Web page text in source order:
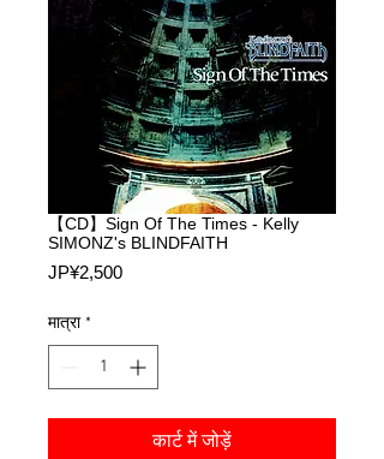
【CD】Sign Of The Times - Kelly
SIMONZ's BLINDFAITH
JP¥2,500मूल्य
मात्रा *
कार्ट में जोड़ें